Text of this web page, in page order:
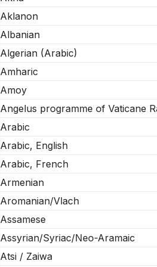
Aklanon
Albanian
Algerian (Arabic)
Amharic
Amoy
Angelus programme of Vaticane
Arabic
Arabic, English
Arabic, French
Armenian
Aromanian/Vlach
Assamese
Assyrian/Syriac/Neo-Aramaic
Atsi / Zaiwa